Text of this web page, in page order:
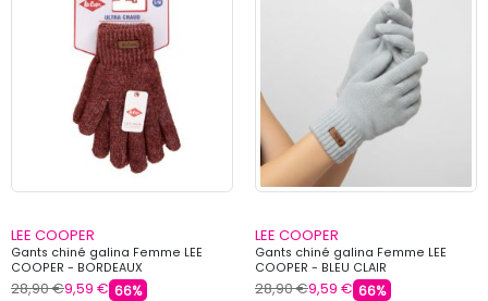
LEE COOPER
Gants chiné galina Femme LEE
COOPER - BORDEAUX
28,90 €9,59 € 66%
LEE COOPER
Gants chiné galina Femme LEE
COOPER - BLEU CLAIR
28,90 €9,59 € 66%